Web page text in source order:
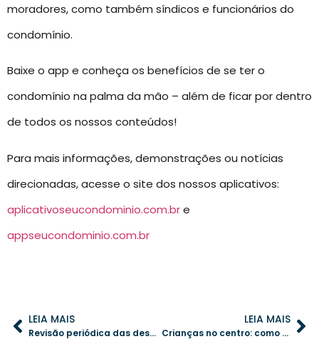
moradores, como também síndicos e funcionários do
condomínio.
Baixe o app e conheça os benefícios de se ter o
condomínio na palma da mão – além de ficar por dentro
de todos os nossos conteúdos!
Para mais informações, demonstrações ou notícias
direcionadas, acesse o site dos nossos aplicativos:
aplicativoseucondominio.com.bre
appseucondominio.com.br
LEIA MAIS
Revisão periódica das despesas: o primeiro passo para equilibrar o orçamento condominial
LEIA MAIS
Crianças no centro: como adaptar o condomínio para garantir segurança e bem-estar